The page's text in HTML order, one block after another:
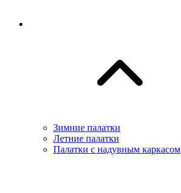
Зимние палатки
Летние палатки
Палатки с надувным каркасом